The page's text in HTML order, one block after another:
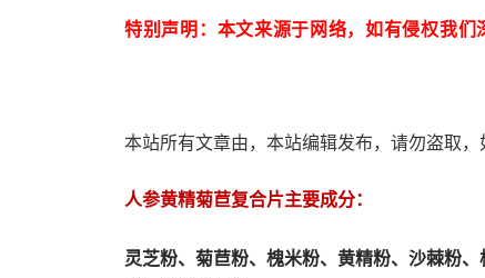
特别声明：本文来源于网络，如有侵权我们
本站所有文章由，本站编辑发布，请勿盗取，
人参黄精菊苣复合片主要成分：
灵芝粉、 菊苣粉、 槐米粉、 黄精粉、沙棘粉